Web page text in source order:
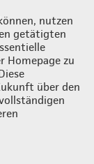
nutzen
getätigten
Homepage zu
über den
Login